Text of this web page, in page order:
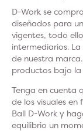
D-Work se
diseñados para
vigentes, todo
intermediarios.
de nuestra
productos bajo la
Tenga en cuenta
de los visuales en
Ball D-Work y
equilibrio un